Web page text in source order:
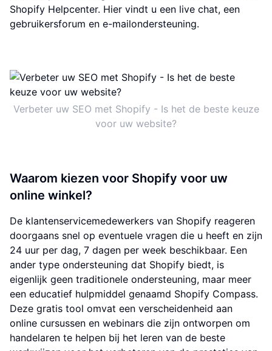
Shopify Helpcenter. Hier vindt u een live chat, een
gebruikersforum en e-mailondersteuning.
Verbeter uw SEO met Shopify - Is het de beste keuze
voor uw website?
Waarom kiezen voor Shopify voor uw
online winkel?
De klantenservicemedewerkers van Shopify reageren
doorgaans snel op eventuele vragen die u heeft en zijn
24 uur per dag, 7 dagen per week beschikbaar. Een
ander type ondersteuning dat Shopify biedt, is
eigenlijk geen traditionele ondersteuning, maar meer
een educatief hulpmiddel genaamd Shopify Compass.
Deze gratis tool omvat een verscheidenheid aan
online cursussen en webinars die zijn ontworpen om
handelaren te helpen bij het leren van de beste